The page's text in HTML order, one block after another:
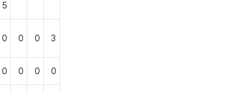
5
0 0 0 3
0 0 0 0